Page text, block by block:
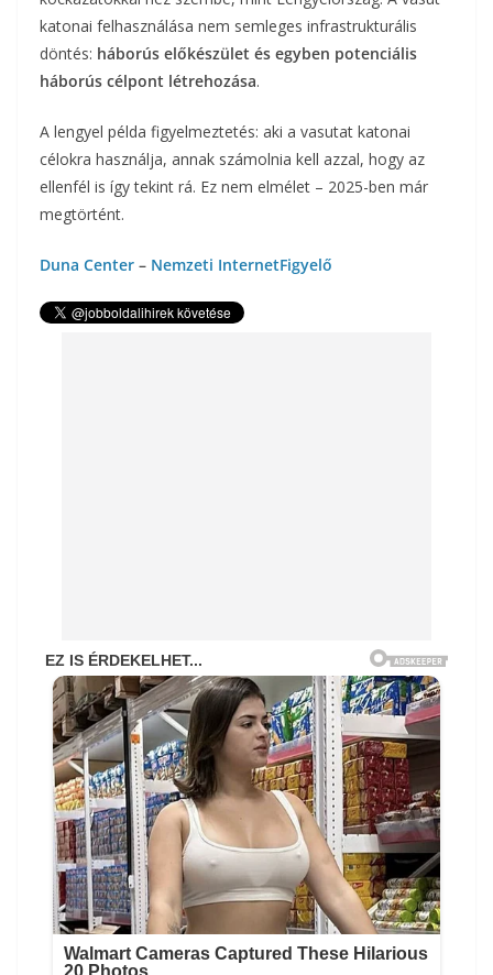
katonai felhasználása nem semleges infrastrukturális
döntés: háborús előkészület és egyben potenciális
háborús célpont létrehozása.
A lengyel példa figyelmeztetés: aki a vasutat katonai
célokra használja, annak számolnia kell azzal, hogy az
ellenfél is így tekint rá. Ez nem elmélet – 2025-ben már
megtörtént.
Duna Center – Nemzeti InternetFigyelő